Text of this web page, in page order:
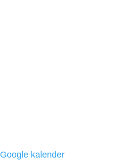
Google kalender